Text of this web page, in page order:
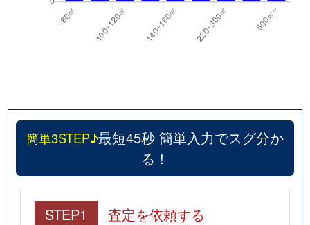
簡単3STEP♪最短45秒 簡単入力でスグ分か
る！
STEP1 査定を依頼する